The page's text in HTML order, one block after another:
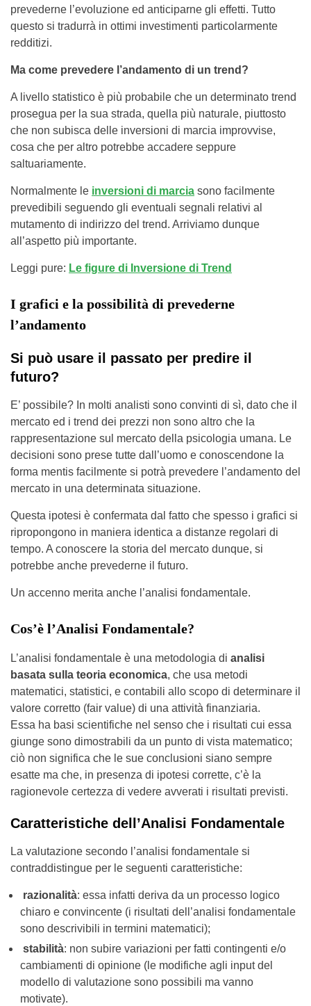
prevederne l’evoluzione ed anticiparne gli effetti. Tutto
questo si tradurrà in ottimi investimenti particolarmente
redditizi.
Ma come prevedere l’andamento di un trend?
A livello statistico è più probabile che un determinato trend
prosegua per la sua strada, quella più naturale, piuttosto
che non subisca delle inversioni di marcia improvvise,
cosa che per altro potrebbe accadere seppure
saltuariamente.
Normalmente le inversioni di marcia sono facilmente
prevedibili seguendo gli eventuali segnali relativi al
mutamento di indirizzo del trend. Arriviamo dunque
all’aspetto più importante.
Leggi pure: Le figure di Inversione di Trend
I grafici e la possibilità di prevederne
l’andamento
Si può usare il passato per predire il
futuro?
E’ possibile? In molti analisti sono convinti di sì, dato che il
mercato ed i trend dei prezzi non sono altro che la
rappresentazione sul mercato della psicologia umana. Le
decisioni sono prese tutte dall’uomo e conoscendone la
forma mentis facilmente si potrà prevedere l’andamento del
mercato in una determinata situazione.
Questa ipotesi è confermata dal fatto che spesso i grafici si
ripropongono in maniera identica a distanze regolari di
tempo. A conoscere la storia del mercato dunque, si
potrebbe anche prevederne il futuro.
Un accenno merita anche l’analisi fondamentale.
Cos’è l’Analisi Fondamentale?
L’analisi fondamentale è una metodologia di analisi
basata sulla teoria economica, che usa metodi
matematici, statistici, e contabili allo scopo di determinare il
valore corretto (fair value) di una attività finanziaria.
Essa ha basi scientifiche nel senso che i risultati cui essa
giunge sono dimostrabili da un punto di vista matematico;
ciò non significa che le sue conclusioni siano sempre
esatte ma che, in presenza di ipotesi corrette, c’è la
ragionevole certezza di vedere avverati i risultati previsti.
Caratteristiche dell’Analisi Fondamentale
La valutazione secondo l’analisi fondamentale si
contraddistingue per le seguenti caratteristiche:
razionalità: essa infatti deriva da un processo logico
chiaro e convincente (i risultati dell’analisi fondamentale
sono descrivibili in termini matematici);
stabilità: non subire variazioni per fatti contingenti e/o
cambiamenti di opinione (le modifiche agli input del
modello di valutazione sono possibili ma vanno
motivate).